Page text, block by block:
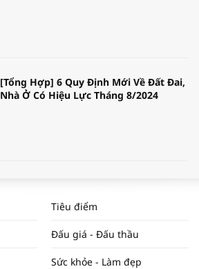
[Tổng Hợp] 6 Quy Định Mới Về Đất Đai,
Nhà Ở Có Hiệu Lực Tháng 8/2024
NAM NĂM 2024 VÀ NĂM 2025 | NHỊP
ĐẬP THỊ TRƯỜNG #62
Tiêu điểm
Đấu giá - Đấu thầu
Sức khỏe - Làm đẹp